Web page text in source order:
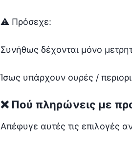
⚠️ Πρόσεχε:
Συνήθως δέχονται μόνο
Ίσως υπάρχουν ουρές /
❌ Πού πληρώνεις με
Απέφυγε αυτές τις επιλογές